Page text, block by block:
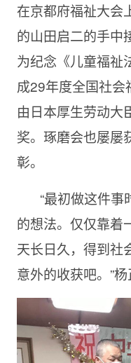
在京都府福祉大会
的山田启二的手中
为纪念《儿童福祉
成29年度全国社会
由日本厚生劳动大
奖。琢磨会也屡屡
彰。
“最初做这件
的想法。仅仅靠着
天长日久，得到社
意外的收获吧。”